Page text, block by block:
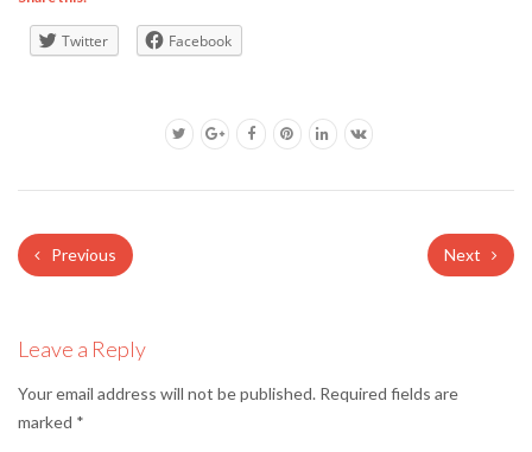
Twitter Facebook
Previous Next
Leave a Reply
Your email address will not be published. Required fields are
marked *